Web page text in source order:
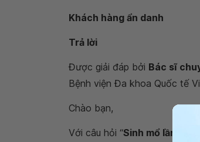
Khách hàng ẩn danh
Trả lời
Được giải đáp bởi Bác sĩ
Bệnh viện Đa khoa Quốc tế
Chào bạn,
Với câu hỏi “Sinh mổ lần 3